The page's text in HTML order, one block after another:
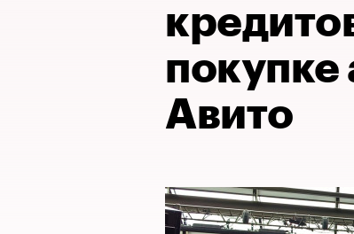
покупке
Авито